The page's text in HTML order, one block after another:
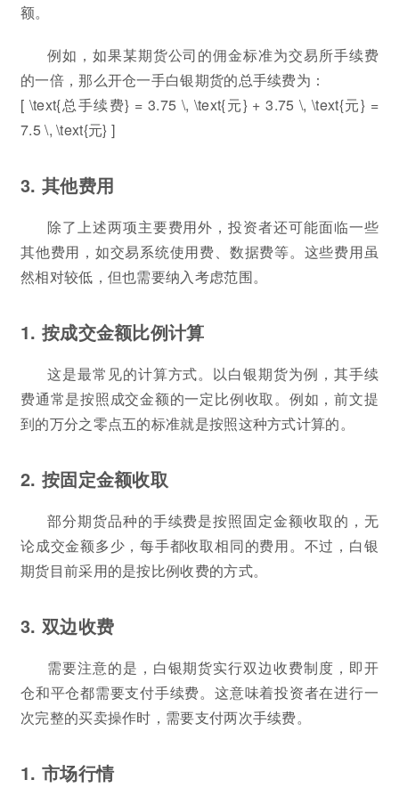
额。
例如，如果某期货公司的佣金标准为交易所手续费
的一倍，那么开仓一手白银期货的总手续费为：
[ \text{总手续费} = 3.75 \, \text{元} + 3.75 \, \text{元} =
7.5 \, \text{元} ]
3. 其他费用
除了上述两项主要费用外，投资者还可能面临一些
其他费用，如交易系统使用费、数据费等。这些费用虽
然相对较低，但也需要纳入考虑范围。
1. 按成交金额比例计算
这是最常见的计算方式。以白银期货为例，其手续
费通常是按照成交金额的一定比例收取。例如，前文提
到的万分之零点五的标准就是按照这种方式计算的。
2. 按固定金额收取
部分期货品种的手续费是按照固定金额收取的，无
论成交金额多少，每手都收取相同的费用。不过，白银
期货目前采用的是按比例收费的方式。
3. 双边收费
需要注意的是，白银期货实行双边收费制度，即开
仓和平仓都需要支付手续费。这意味着投资者在进行一
次完整的买卖操作时，需要支付两次手续费。
1. 市场行情